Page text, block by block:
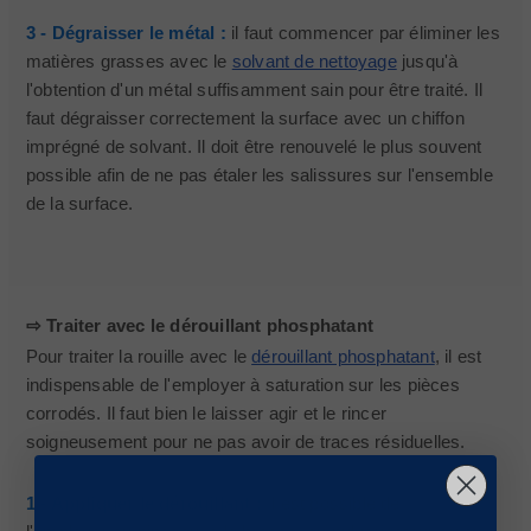
3 - Dégraisser le métal : il faut commencer par éliminer les
matières grasses avec le solvant de nettoyagejusqu'à
l'obtention d'un métal suffisamment sain pour être traité. Il
faut dégraisser correctement la surface avec un chiffon
imprégné de solvant. Il doit être renouvelé le plus souvent
possible afin de ne pas étaler les salissures sur l'ensemble
de la surface.
⇨ Traiter avec le dérouillant phosphatant
Pour traiter la rouille avec ledérouillant phosphatant, il est
indispensable de l'employer à saturation sur les pièces
corrodés. Il faut bien le laisser agir et le rincer
soigneusement pour ne pas avoir de traces résiduelles.
1 - Appliquer le dérouillant :